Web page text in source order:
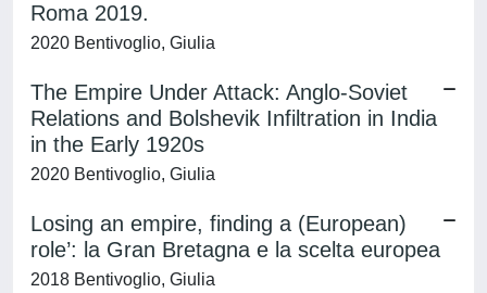
Roma 2019.
2020 Bentivoglio, Giulia
The Empire Under Attack: Anglo-Soviet
Relations and Bolshevik Infiltration in India
in the Early 1920s
2020 Bentivoglio, Giulia
Losing an empire, finding a (European)
role’: la Gran Bretagna e la scelta europea
2018 Bentivoglio, Giulia